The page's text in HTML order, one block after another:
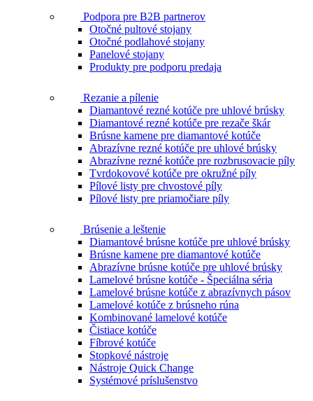
Podpora pre B2B partnerov
Otočné pultové stojany
Otočné podlahové stojany
Panelové stojany
Produkty pre podporu predaja
Rezanie a pílenie
Diamantové rezné kotúče pre uhlové brúsky
Diamantové rezné kotúče pre rezače škár
Brúsne kamene pre diamantové kotúče
Abrazívne rezné kotúče pre uhlové brúsky
Abrazívne rezné kotúče pre rozbrusovacie píly
Tvrdokovové kotúče pre okružné píly
Pílové listy pre chvostové píly
Pílové listy pre priamočiare píly
Brúsenie a leštenie
Diamantové brúsne kotúče pre uhlové brúsky
Brúsne kamene pre diamantové kotúče
Abrazívne brúsne kotúče pre uhlové brúsky
Lamelové brúsne kotúče - Špeciálna séria
Lamelové brúsne kotúče z abrazívnych pásov
Lamelové kotúče z brúsneho rúna
Kombinované lamelové kotúče
Čistiace kotúče
Fíbrové kotúče
Stopkové nástroje
Nástroje Quick Change
Systémové príslušenstvo